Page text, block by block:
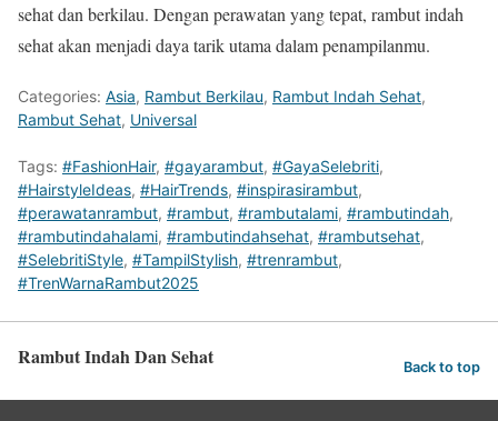
sehat dan berkilau. Dengan perawatan yang tepat, rambut indah
sehat akan menjadi daya tarik utama dalam penampilanmu.
Categories: Asia, Rambut Berkilau, Rambut Indah Sehat,
Rambut Sehat, Universal
Tags: #FashionHair, #gayarambut, #GayaSelebriti,
#HairstyleIdeas, #HairTrends, #inspirasirambut,
#perawatanrambut, #rambut, #rambutalami, #rambutindah,
#rambutindahalami, #rambutindahsehat, #rambutsehat,
#SelebritiStyle, #TampilStylish, #trenrambut,
#TrenWarnaRambut2025
Rambut Indah Dan Sehat Back to top